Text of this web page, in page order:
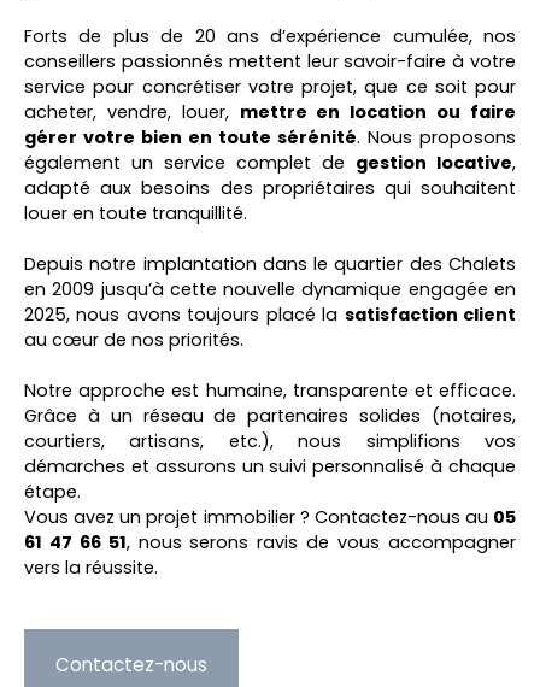
Forts de plus de 20 ans d’expérience cumulée, nos
conseillers passionnés mettent leur savoir-faire à votre
service pour concrétiser votre projet, que ce soit pour
acheter, vendre, louer, mettre en location ou faire
gérer votre bien en toute sérénité. Nous proposons
également un service complet de gestion locative,
adapté aux besoins des propriétaires qui souhaitent
louer en toute tranquillité.
Depuis notre implantation dans le quartier des Chalets
en 2009 jusqu’à cette nouvelle dynamique engagée en
2025, nous avons toujours placé la satisfaction client
au cœur de nos priorités.
Notre approche est humaine, transparente et efficace.
Grâce à un réseau de partenaires solides (notaires,
courtiers, artisans, etc.), nous simplifions vos
démarches et assurons un suivi personnalisé à chaque
étape.
Vous avez un projet immobilier ? Contactez-nous au 05
61 47 66 51, nous serons ravis de vous accompagner
vers la réussite.
Contactez-nous